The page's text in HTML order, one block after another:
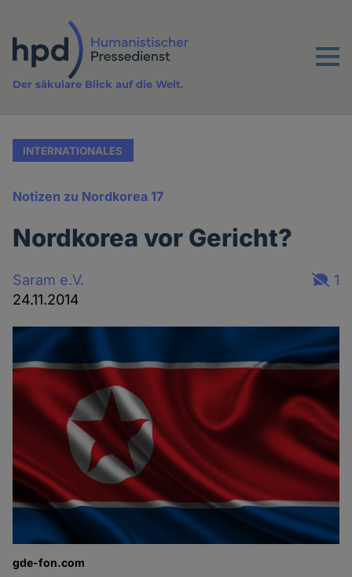
Inhalt
Menu
Der säkulare Blick auf die Welt.
INTERNATIONALES
Notizen zu Nordkorea 17
Nordkorea vor Gericht?
Saram e.V.
24.11.2014
1
gde-fon.com